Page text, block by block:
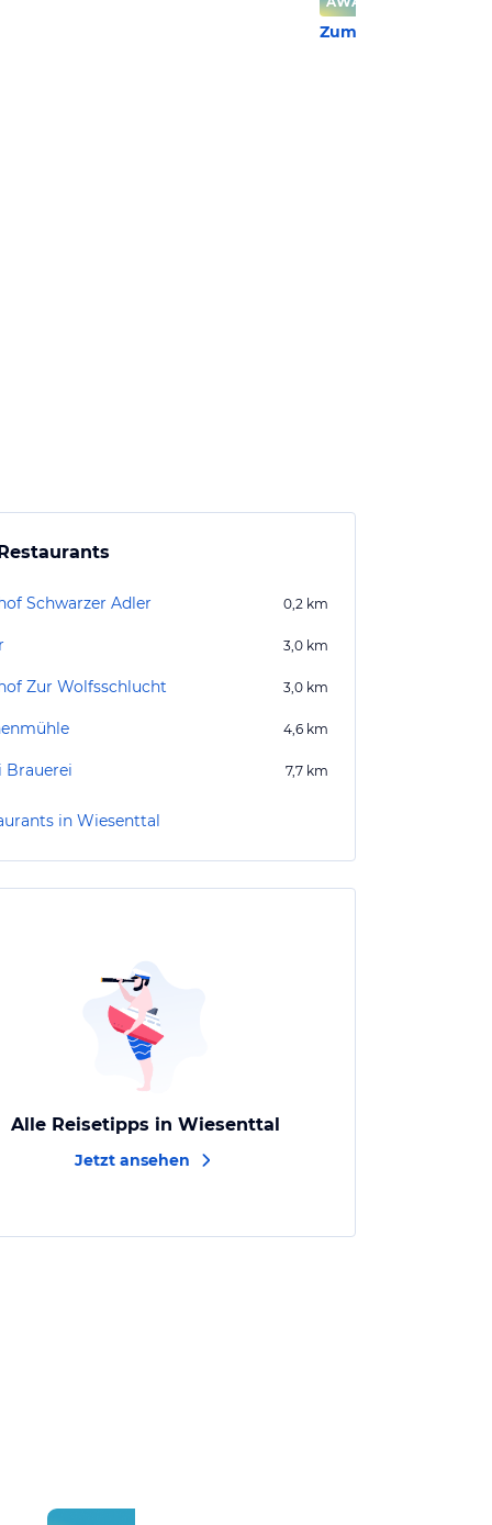
Zum Hotel
Schwarzer Adler 0,2 km
3,0 km
Zur Wolfsschlucht 3,0 km
4,6 km
Brauerei 7,7 km
in Wiesenttal
Alle Reisetipps in Wiesenttal
Jetzt ansehen